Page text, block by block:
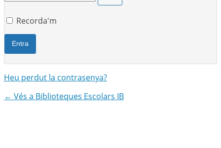
Recorda'm
Heu perdut la contrasenya?
← Vés a Biblioteques Escolars IB